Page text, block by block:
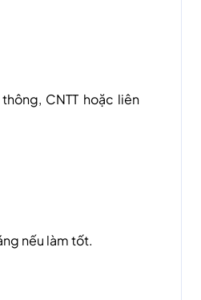
CNTT hoặc liên
nếu làm tốt.